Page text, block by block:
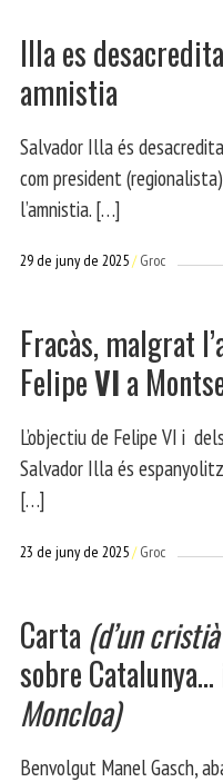
Illa es
amnistia
Salvador Illa és
com president
l’amnistia. […]
29 de juny de 2025 Groc
Fracàs, malgrat
FelipeVIa
L’objectiu de Felipe VI i
Salvador Illa és
[…]
23 de juny de 2025 Groc
Carta (d’un
sobre Catalunya…
Moncloa)
Benvolgut Manel Gasch,